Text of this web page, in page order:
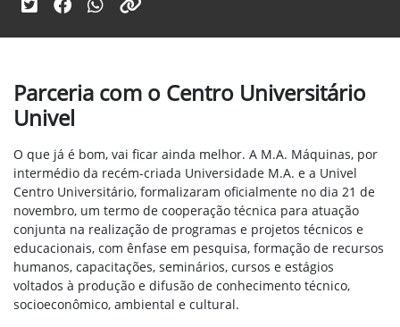
Parceria com o Centro Universitário
Univel
O que já é bom, vai ficar ainda melhor. A M.A. Máquinas, por
intermédio da recém-criada Universidade M.A. e a Univel
Centro Universitário, formalizaram oficialmente no dia 21 de
novembro, um termo de cooperação técnica para atuação
conjunta na realização de programas e projetos técnicos e
educacionais, com ênfase em pesquisa, formação de recursos
humanos, capacitações, seminários, cursos e estágios
voltados à produção e difusão de conhecimento técnico,
socioeconômico, ambiental e cultural.